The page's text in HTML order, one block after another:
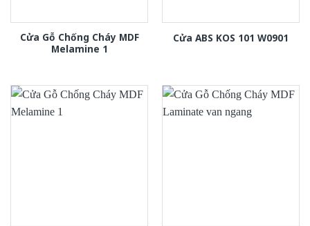
Cửa Gỗ Chống Cháy MDF
Melamine 1
Cửa ABS KOS 101 W0901